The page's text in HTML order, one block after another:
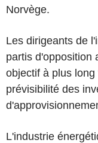
Norvège.
Les dirigeants de
partis d'opposition
objectif à plus
prévisibilité des
L'industrie